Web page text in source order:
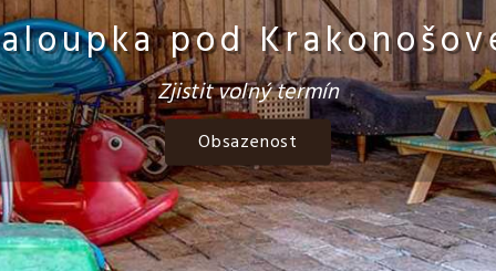
pod
Zjistit volný termín
Obsazenost